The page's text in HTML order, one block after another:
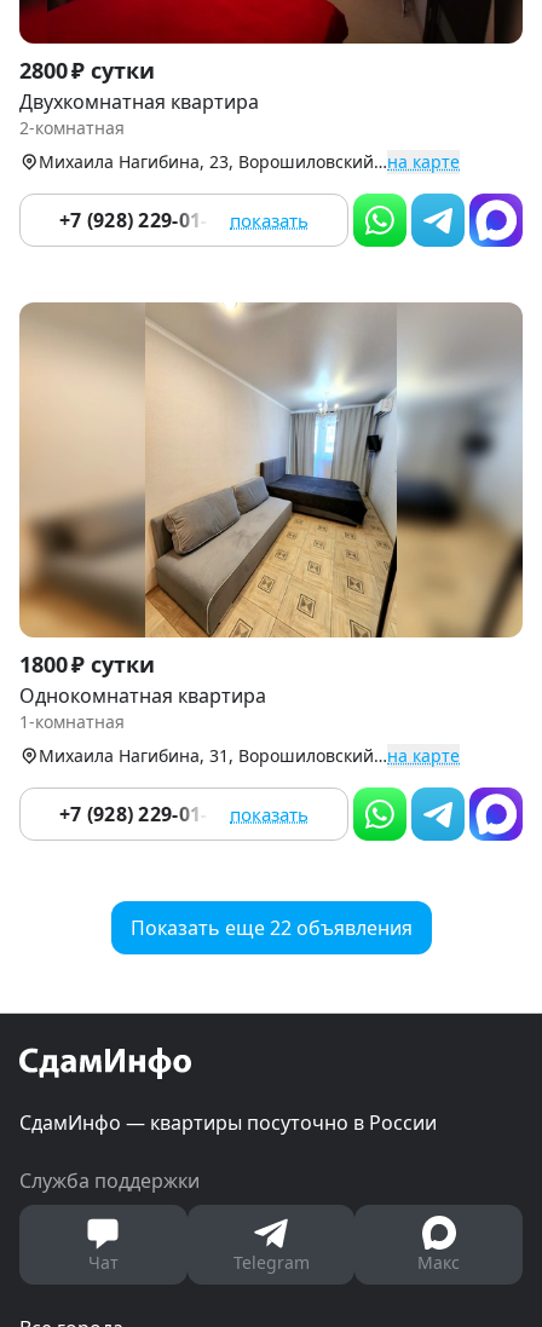
Item
1
of
2800 ₽ сутки
Двухкомнатная квартира
2-комнатная
Михаила Нагибина, 23, Ворошиловский р-нна карте
+7 (928) 229-01-08 показать
Item
1
of
1800 ₽ сутки
Однокомнатная квартира
1-комнатная
Михаила Нагибина, 31, Ворошиловский р-нна карте
+7 (928) 229-01-08 показать
Показать еще 22 объявления
СдамИнфо — квартиры посуточно в России
Служба поддержки
Чат Telegram Макс